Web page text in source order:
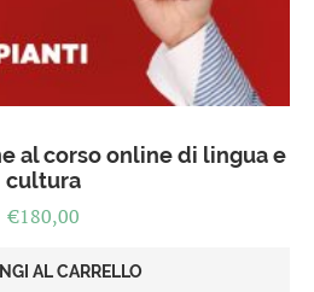
al corso online di lingua e
cultura
€180,00
AL CARRELLO